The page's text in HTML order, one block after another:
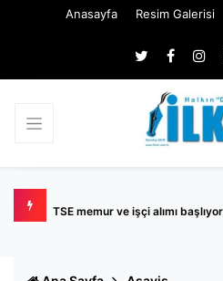
Anasayfa Resim Galerisi
TSE memur ve işçi alımı